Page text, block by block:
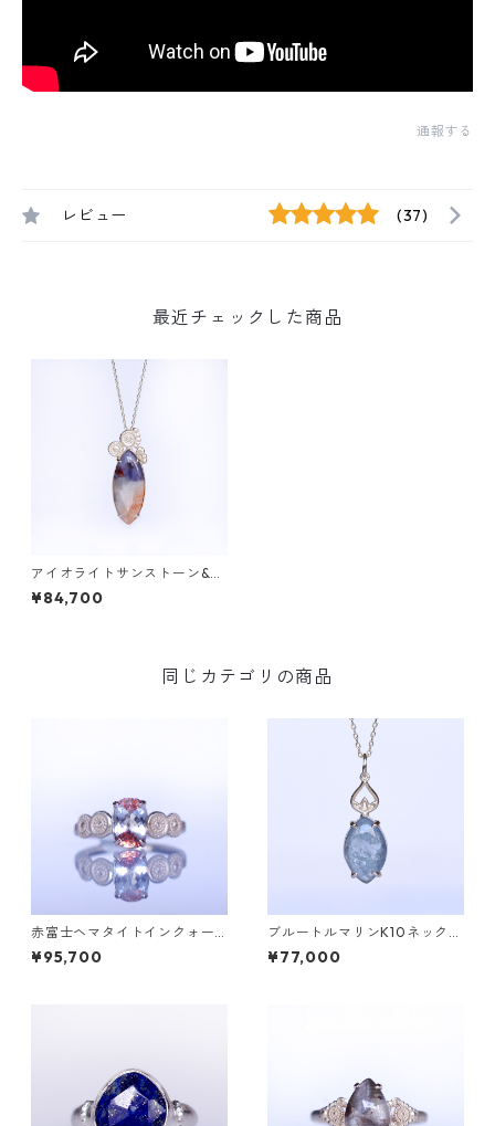
通報する
レビュー (37)
最近チェックした商品
アイオライトサンストーン&ダ
イヤK10ネックレス ONK(オン
ク) [O002]
¥84,700
同じカテゴリの商品
赤富士ヘマタイトインクォー
ツK10リング DAHMA(ダーマ)
[D052]
¥95,700
ブルートルマリンK10ネックレ
ス HASU(ハス) [H001]
¥77,000